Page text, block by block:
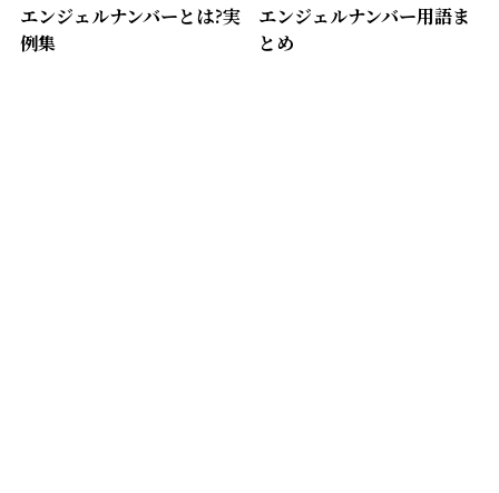
エンジェルナンバーとは?実
例集
エンジェルナンバー用語ま
とめ